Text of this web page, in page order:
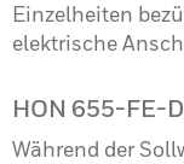
Einzelheiten
elektrische
HON 655-FE-
Während der